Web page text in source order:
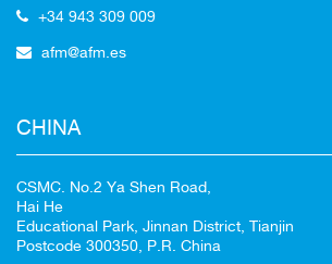
+34 943 309 009
afm@afm.es
CHINA
CSMC. No.2 Ya Shen Road,
Hai He
Educational Park, Jinnan District, Tianjin
Postcode 300350, P.R. China